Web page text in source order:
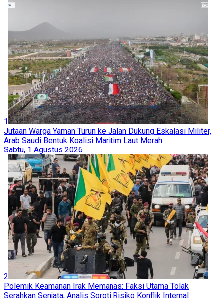
1
Jutaan Warga Yaman Turun ke Jalan Dukung Eskalasi Militer,
Arab Saudi Bentuk Koalisi Maritim Laut Merah
Sabtu, 1 Agustus 2026
2
Polemik Keamanan Irak Memanas: Faksi Utama Tolak
Serahkan Senjata, Analis Soroti Risiko Konflik Internal